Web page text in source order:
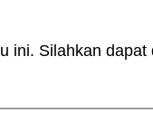
ini. Silahkan